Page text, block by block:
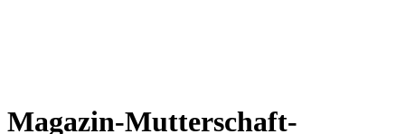
Magazin-Mutterschaft-